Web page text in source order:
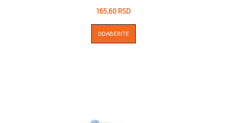
165,60 RSD
ODABERITE